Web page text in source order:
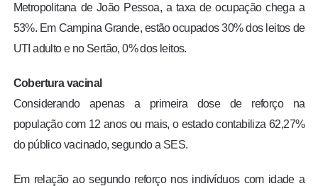
Metropolitana de João Pessoa, a taxa de ocupação chega a
53%. Em Campina Grande, estão ocupados 30% dos leitos de
UTI adulto e no Sertão, 0% dos leitos.
Cobertura vacinal
Considerando apenas a primeira dose de reforço na
população com 12 anos ou mais, o estado contabiliza 62,27%
do público vacinado, segundo a SES.
Em relação ao segundo reforço nos indivíduos com idade a